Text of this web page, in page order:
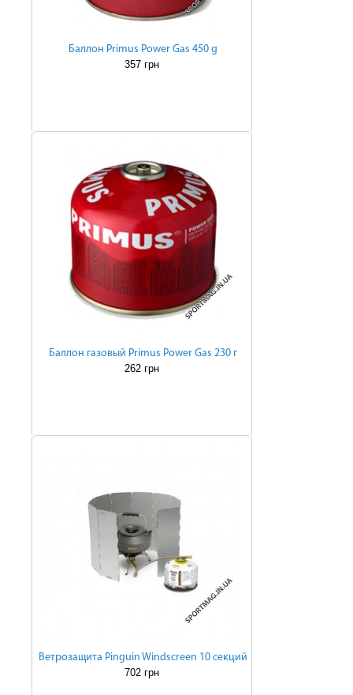
Баллон Primus Power Gas 450 g
357 грн
Баллон газовый Primus Power Gas 230 г
262 грн
Ветрозащита Pinguin Windscreen 10 секций
702 грн